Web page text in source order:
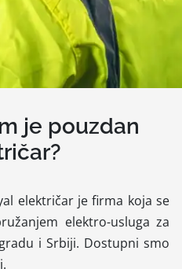
je pouzdan
električar je firma koja se
elektro-usluga za
i Srbiji. Dostupni smo